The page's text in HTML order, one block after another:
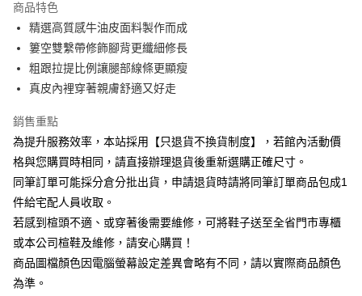
合作金庫商業銀行
華南商業銀行
上海商業儲蓄銀行
國泰世華商業銀行
臺灣中小企業銀行
聯邦商業銀行
元大商業銀行
永豐商業銀行
台新國際商業銀行
中國信託商業銀行
台灣樂天信用卡公司
6 期 0 利率 每期
華南商業銀行
上海商業儲蓄銀行
國泰世華商業銀行
匯豐（台灣）商業銀行
聯邦商業銀行
遠東國際商業銀行
元大商業銀行
永豐商業銀行
玉山商業銀行
星展（台灣）商業銀行
台新國際商業銀行
台灣樂天信用卡公司
12 期 0 利率 每期NT$115
合作金庫商業銀行
上海商業儲蓄銀行
國泰世華商業銀行
臺灣中小企業銀行
匯豐（台灣）商業銀行
華泰商業銀行
聯邦商業銀行
遠東國際商業銀行
元大商業銀行
永豐商業銀行
玉山商業銀行
台新國際商業銀行
中國信託商業銀行
LINE Pay
Apple Pay
街口支付
悠遊付
Google Pay
ATM付款
貨到付款
運送方式
商品特色
精選高質感牛油皮面料製作而成
簍空雙繫帶修飾腳背更纖細修長
粗跟拉提比例讓腿部線條更顯瘦
真皮內裡穿著親膚舒適又好走
銷售重點
為提升服務效率，本站採用【只退貨不換貨制度】，若館內活動價
格與您購買時相同，請直接辦理退貨後重新選購正確尺寸。
同筆訂單可能採分倉分批出貨，申請退貨時請將同筆訂單商品包成1
件給宅配人員收取。
若感到楦頭不適、或穿著後需要維修，可將鞋子送至全省門市專櫃
或本公司楦鞋及維修，請安心購買！
商品圖檔顏色因電腦螢幕設定差異會略有不同，請以實際商品顏色
為準。